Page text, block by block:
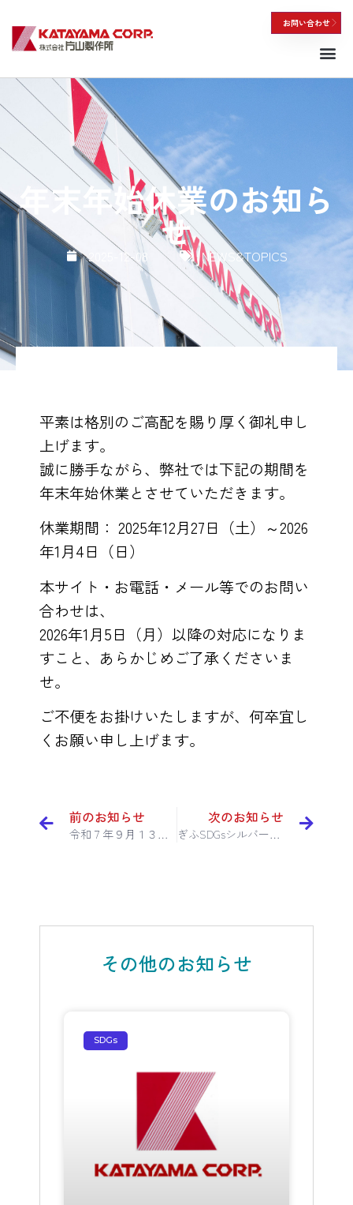
お問い合わせ
年末年始休業のお知ら
せ
2025-12-08 NEWS&TOPICS
平素は格別のご高配を賜り厚く御礼申し
上げます。
誠に勝手ながら、弊社では下記の期間を
年末年始休業とさせていただきます。
休業期間： 2025年12月27日（土）～2026
年1月4日（日）
本サイト・お電話・メール等でのお問い
合わせは、
2026年1月5日（月）以降の対応になりま
すこと、あらかじめご了承くださいま
せ。
ご不便をお掛けいたしますが、何卒宜し
くお願い申し上げます。
前のお知らせ
令和７年９月１３日 ハローワーク多治見管内合同企業説明会に出展いたします
次のお知らせ
ぎふSDGsシルバーパートナーに登録されました
その他のお知らせ
SDGs